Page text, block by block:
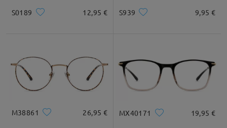
S0189 12,95 € S939 9,95 €
M38861 26,95 € MX40171 19,95 €